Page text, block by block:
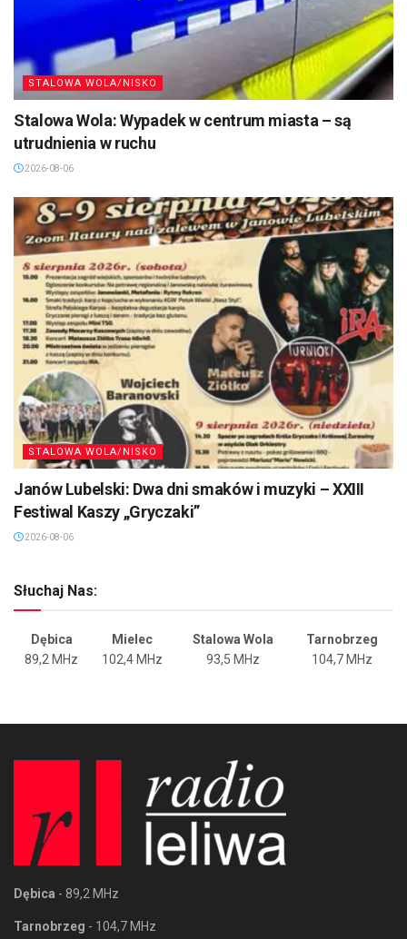
STALOWA WOLA/NISKO
Stalowa Wola: Wypadek w centrum miasta – są
utrudnienia w ruchu
2026-08-06
STALOWA WOLA/NISKO
Janów Lubelski: Dwa dni smaków i muzyki – XXIII
Festiwal Kaszy „Gryczaki”
2026-08-06
Słuchaj Nas:
Dębica Mielec Stalowa Wola
Tarnobrzeg
89,2 MHz
102,4 MHz 93,5 MHz 104,7 MHz
Dębica - 89,2 MHz
Tarnobrzeg - 104,7 MHz